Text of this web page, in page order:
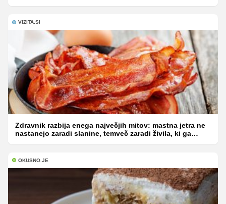
VIZITA.SI
Zdravnik razbija enega največjih mitov: mastna jetra ne
nastanejo zaradi slanine, temveč zaradi živila, ki ga
OKUSNO.JE